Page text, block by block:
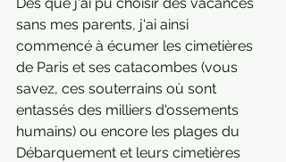
sans mes parents, j'ai ainsi
commencé à écumer les cimetières
de Paris et ses catacombes (vous
savez, ces souterrains où sont
entassés des milliers d'ossements
humains) ou encore les plages du
Débarquement et leurs cimetières